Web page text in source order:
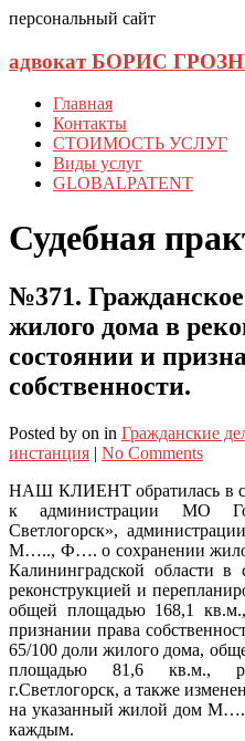
персональный сайт
адвокат БОРИС
Главная
Контакты
СТОИМОСТЬ УСЛУГ
Виды услуг
GLOBALPATENT
Судебная
№371.
жилого дома в
состоянии и
собственности.
Posted by on in Гражданские
инстанция | No Comments
НАШ КЛИЕНТ обратилась в
к администрации МО
Светлогорск»,
М….., Ф…. о сохранении
Калининградской области в
реконструкцией и
общей площадью 168,1
признании права
65/100 доли жилого дома,
площадью 81,6 кв.м.,
г.Светлогорск, а также
на указанный жилой дом
каждым.